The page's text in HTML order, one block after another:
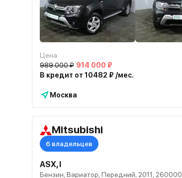
Цена
989 000 ₽ 914 000 ₽
В кредит от 10482 ₽ /мес.
Москва
Mitsubishi
6 владельцев
ASX, I
Бензин, Вариатор, Передний, 2011, 260000